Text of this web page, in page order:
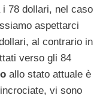
78 dollari, nel caso
aspettarci
al contrario in
verso gli 84
allo stato attuale è
vi sono